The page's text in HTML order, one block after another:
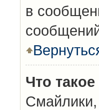
в
Что